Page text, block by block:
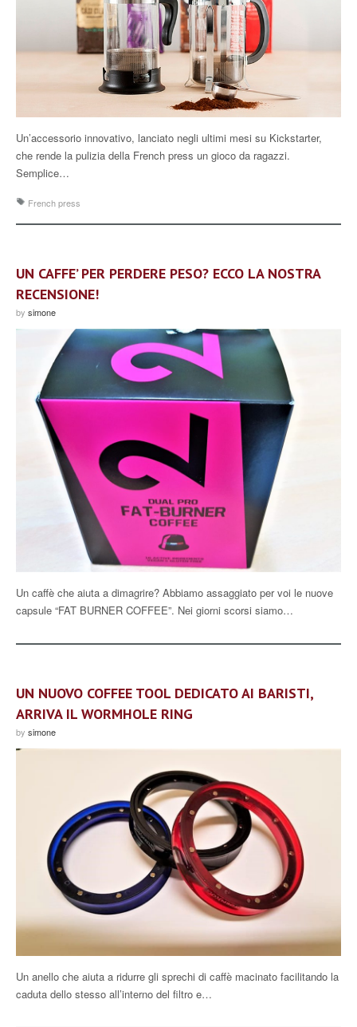
Un’accessorio innovativo, lanciato negli ultimi mesi su Kickstarter,
che rende la pulizia della French press un gioco da ragazzi.
Semplice…
French press
UN CAFFE’ PER PERDERE PESO? ECCO LA NOSTRA
RECENSIONE!
by simone
Un caffè che aiuta a dimagrire? Abbiamo assaggiato per voi le nuove
capsule “FAT BURNER COFFEE”. Nei giorni scorsi siamo…
UN NUOVO COFFEE TOOL DEDICATO AI BARISTI,
ARRIVA IL WORMHOLE RING
by simone
Un anello che aiuta a ridurre gli sprechi di caffè macinato facilitando la
caduta dello stesso all’interno del filtro e…